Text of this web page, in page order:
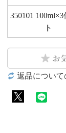
350101
ト
返品について